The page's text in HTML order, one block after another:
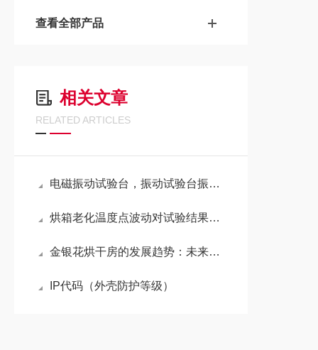
查看全部产品
相关文章
RELATED ARTICLES
电磁振动试验台，振动试验台振幅调节方法
烘箱老化温度点波动对试验结果的影响
金银花烘干房的发展趋势：未来药材生产的创新方向
IP代码（外壳防护等级）